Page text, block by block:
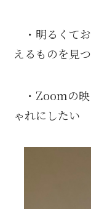
・明るくて
えるものを見
・Zoomの映
ゃれにしたい